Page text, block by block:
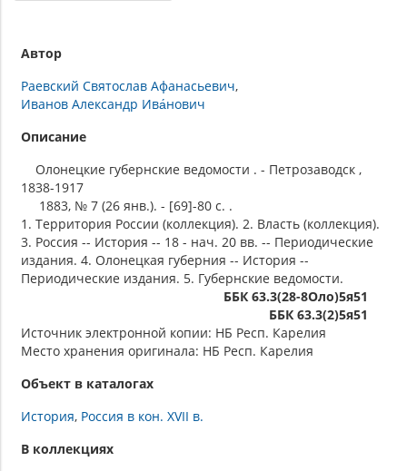
Автор
Раевский Святослав Афанасьевич
Иванов Александр Ива́нович
Описание
Олонецкие губернские ведомости . - Петрозаводск ,
1838-1917
1883, № 7 (26 янв.). - [69]-80 c. .
1. Территория России (коллекция). 2. Власть (коллекция).
3. Россия -- История -- 18 - нач. 20 вв. -- Периодические
издания. 4. Олонецкая губерния -- История --
Периодические издания. 5. Губернские ведомости.
ББК 63.3(28-8Оло)5я51
ББК 63.3(2)5я51
Источник электронной копии: НБ Респ. Карелия
Место хранения оригинала: НБ Респ. Карелия
Объект в каталогах
История Россия в кон. XVII в.
В коллекциях